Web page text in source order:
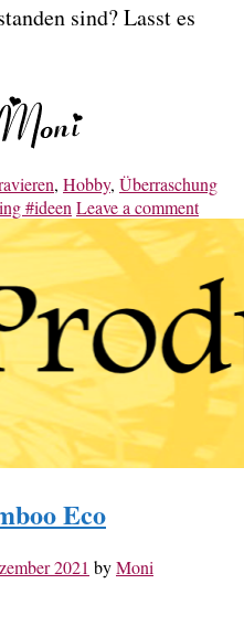
sind? Lasst es
, Hobby, Überraschung
#ideen Leave a comment
Eco
2021 byMoni